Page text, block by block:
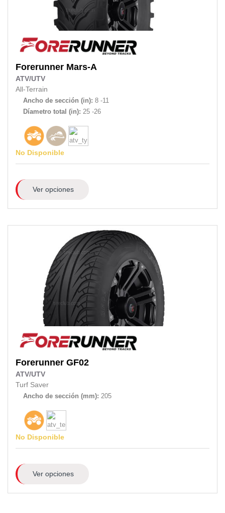
Forerunner Mars-A
ATV/UTV
All-Terrain
Ancho de sección (in): 8 -11
Díametro total (in): 25 -26
No Disponible
Ver opciones
Forerunner GF02
ATV/UTV
Turf Saver
Ancho de sección (mm): 205
No Disponible
Ver opciones